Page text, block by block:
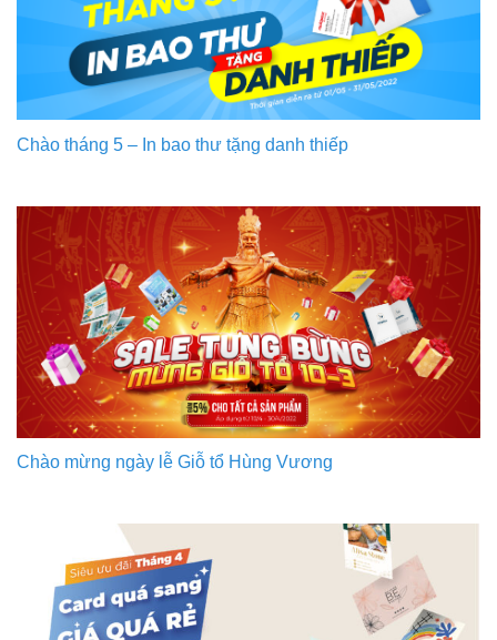
Chào tháng 5 – In bao thư tặng danh thiếp
Chào mừng ngày lễ Giỗ tổ Hùng Vương